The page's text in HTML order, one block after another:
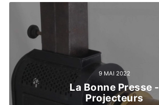
9 MAI 2022
La Bonne Presse -
Projecteurs